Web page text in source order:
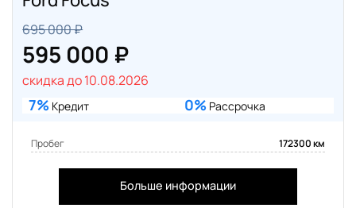
695 000 ₽
595 000 ₽
скидка до 10.08.2026
7% Кредит 0% Рассрочка
Пробег 172300 км
Больше информации